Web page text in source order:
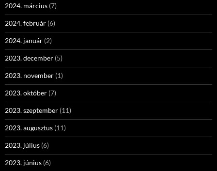
2024. március (7)
2024. február (6)
2024. január (2)
2023. december (5)
2023. november (1)
2023. október (7)
2023. szeptember (11)
2023. augusztus (11)
2023. július (6)
2023. június (6)